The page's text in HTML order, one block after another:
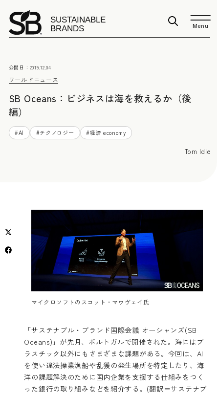
Menu
ワールドニュース
公開日： 2019.12.04
SB Oceans：ビジネスは海を救えるか（後
編）
#AI #テクノロジー #経済 economy
Tom Idle
マイクロソフトの スコット・マウヴェイ氏
「サステナブル・ブランド国際会議 オーシャンズ(SB
Oceans)」が先月、ポルトガルで開催された。海にはプ
ラスチック以外にもさまざまな課題がある。今回は、AI
を使い違法操業漁船や乱獲の発生場所を特定したり、海
洋の課題解決のために国内企業を支援する仕組みをつく
った銀行の取り組みなどを紹介する。(翻訳＝サステナブ